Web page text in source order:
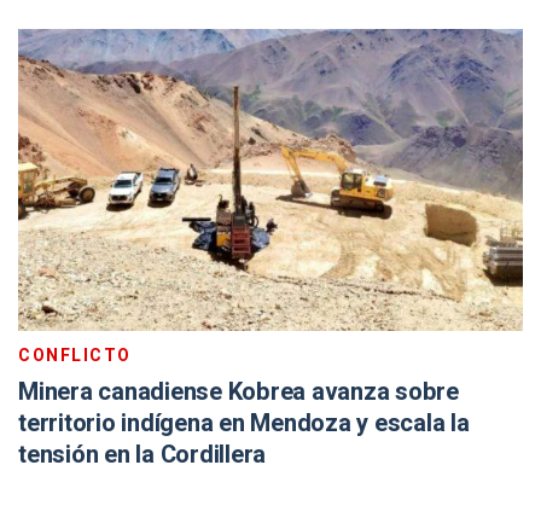
CONFLICTO
Minera canadiense Kobrea avanza sobre
territorio indígena en Mendoza y escala la
tensión en la Cordillera